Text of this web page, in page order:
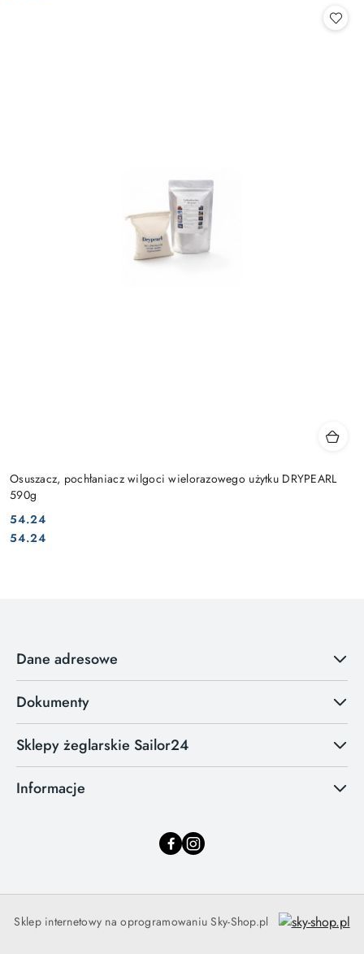
Osuszacz, pochłaniacz wilgoci wielorazowego użytku DRYPEARL
590g
Cena:
54.24
Cena:
54.24
Dane adresowe
Dokumenty
Sklepy żeglarskie Sailor24
Informacje
Sklep internetowy na oprogramowaniu Sky-Shop.pl